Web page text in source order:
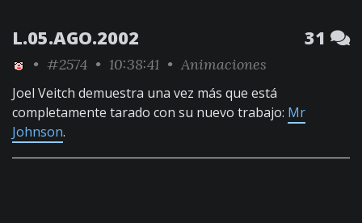
L.05.AGO.2002 31
• #2574 • 10:38:41 • Animaciones
Joel Veitch demuestra una vez más que está
completamente tarado con su nuevo trabajo: Mr
Johnson.